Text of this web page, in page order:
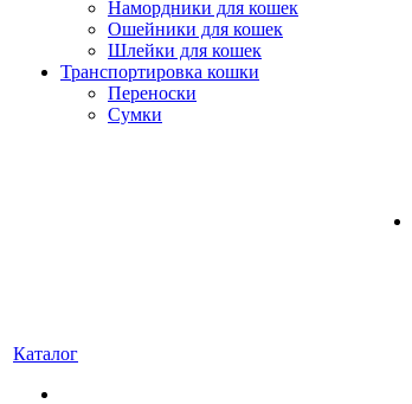
Намордники для кошек
Ошейники для кошек
Шлейки для кошек
Транспортировка кошки
Переноски
Сумки
Каталог